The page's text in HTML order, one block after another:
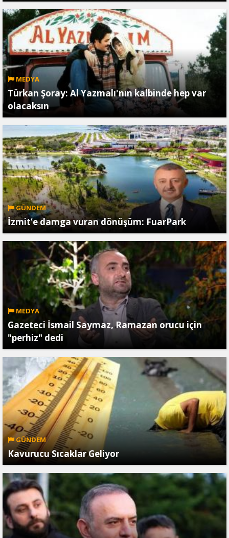
MEDYA
Türkan Şoray: Al Yazmalı'nın kalbinde hep var
olacaksın
GÜNDEM
İzmit’e damga vuran dönüşüm: FuarPark
MEDYA
Gazeteci İsmail Saymaz, Ramazan orucu için
"perhiz" dedi
GÜNDEM
Kavurucu Sıcaklar Geliyor